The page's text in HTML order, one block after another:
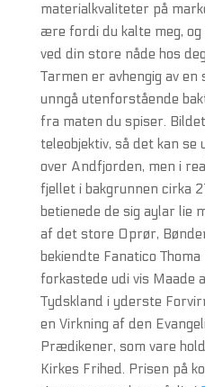
materialkvaliteter på
ære fordi du kalte meg,
ved din store nåde hos
Tarmen er avhengig av
unngå utenforstående
fra maten du spiser.
teleobjektiv, så det kan
over Andfjorden, men i
fjellet i bakgrunnen cirka
betienede de sig aylar lie
af det store Oprør,
bekiendte Fanatico
forkastede udi vis Maade
Tydskland i yderste
en Virkning af den
Prædikener, som vare
Kirkes Frihed. Prisen på